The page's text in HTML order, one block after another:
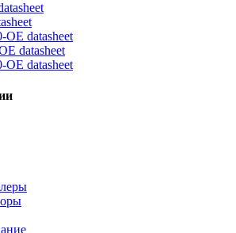
datasheet
datasheet
datasheet